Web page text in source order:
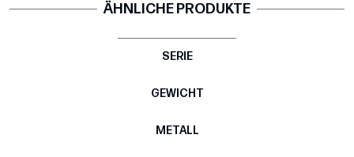
ÄHNLICHE PRODUKTE
SERIE
GEWICHT
METALL